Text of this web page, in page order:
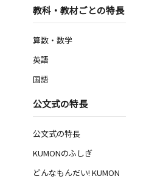
教科・教材ごとの特長
算数・数学
英語
国語
公文式の特長
公文式の特長
KUMONのふしぎ
どんなもんだい! KUMON